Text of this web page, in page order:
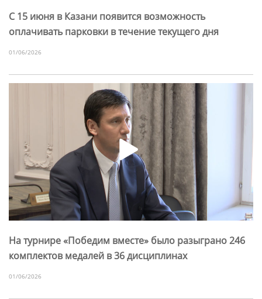
С 15 июня в Казани появится возможность
оплачивать парковки в течение текущего дня
01/06/2026
На турнире «Победим вместе» было разыграно 246
комплектов медалей в 36 дисциплинах
01/06/2026